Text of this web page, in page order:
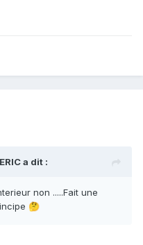
a dit :
non .....Fait une
🤔